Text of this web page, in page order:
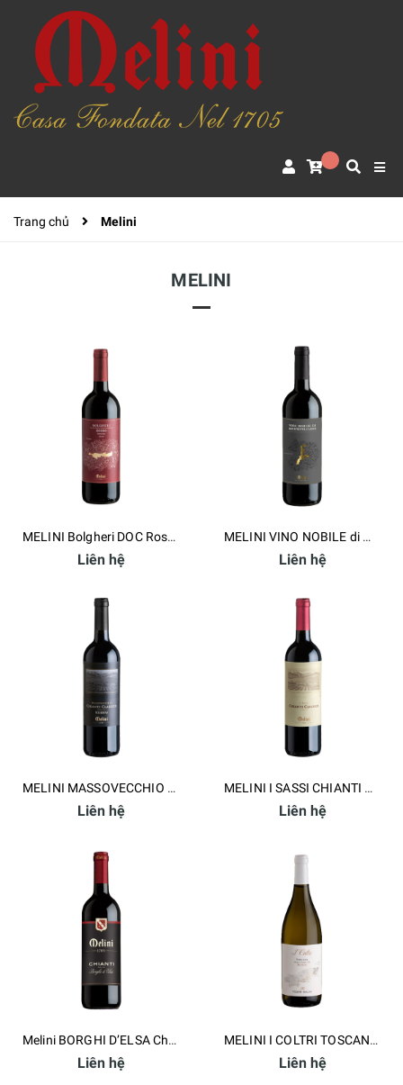
Trang chủ Melini
MELINI
MELINI Bolgheri DOC Rosso Toscana
Liên hệ
MELINI VINO NOBILE di Montepulciano DOC
Liên hệ
MELINI MASSOVECCHIO CHIANTI CLASSICO DOCG RISERVA
Liên hệ
MELINI I SASSI CHIANTI CLASSICO DOCG
Liên hệ
Melini BORGHI D’ELSA Chianti DOCG
Liên hệ
MELINI I COLTRI TOSCANA IGT
Liên hệ